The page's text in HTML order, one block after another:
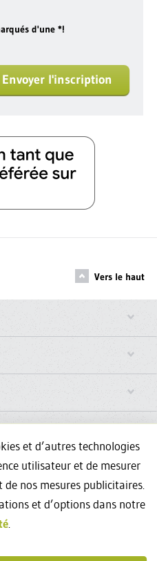
d'une *!
Envoyer l'inscription
Vers le haut
continues? Nous
et
et d’autres technologies
utilisateur et de mesurer
nos mesures publicitaires.
et d’options dans notre